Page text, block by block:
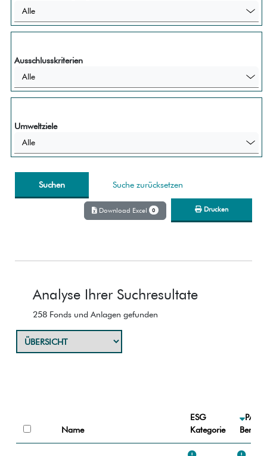
Alle
Ausschlusskriterien
Alle
Umweltziele
Alle
Suche zurücksetzen
Download Excel 0 Drucken
Analyse Ihrer Suchresultate
258 Fonds und Anlagen gefunden
Name
ESG
Kategorie
PAI